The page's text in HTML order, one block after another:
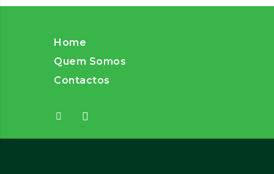
Home
Quem Somos
Contactos